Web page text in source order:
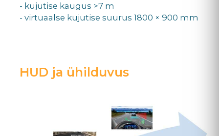
- kujutise kaugus >7 m
- virtuaalse kujutise suurus 1800 × 900 mm
HUD ja ühilduvus